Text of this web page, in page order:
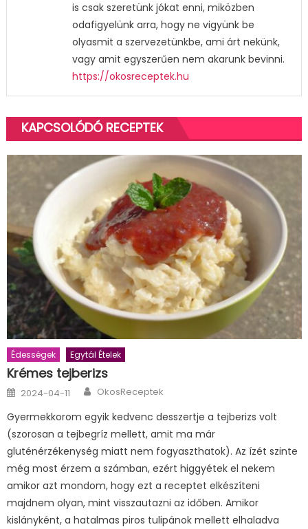
is csak szeretünk jókat enni, miközben
odafigyelünk arra, hogy ne vigyünk be
olyasmit a szervezetünkbe, ami árt nekünk,
vagy amit egyszerűen nem akarunk bevinni.
https://okosreceptek.hu
KAPCSOLÓDÓ RECEPTEK
Édességek Egytál Ételek
Krémes tejberizs
Posted
on
2024-04-11 Author
OkosReceptek
Gyermekkorom egyik kedvenc desszertje a tejberizs volt
(szorosan a tejbegríz mellett, amit ma már
gluténérzékenység miatt nem fogyaszthatok). Az ízét szinte
még most érzem a számban, ezért higgyétek el nekem
amikor azt mondom, hogy ezt a receptet elkészíteni
majdnem olyan, mint visszautazni az időben. Amikor
kislányként, a hatalmas piros tulipánok mellett elhaladva